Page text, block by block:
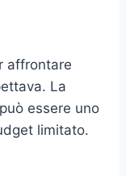
affrontare
La
essere uno
limitato.